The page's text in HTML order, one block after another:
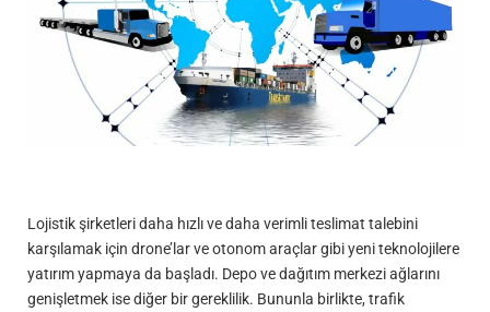
Lojistik şirketleri daha hızlı ve daha verimli teslimat talebini
karşılamak için drone’lar ve otonom araçlar gibi yeni teknolojilere
yatırım yapmaya da başladı. Depo ve dağıtım merkezi ağlarını
genişletmek ise diğer bir gereklilik. Bununla birlikte, trafik